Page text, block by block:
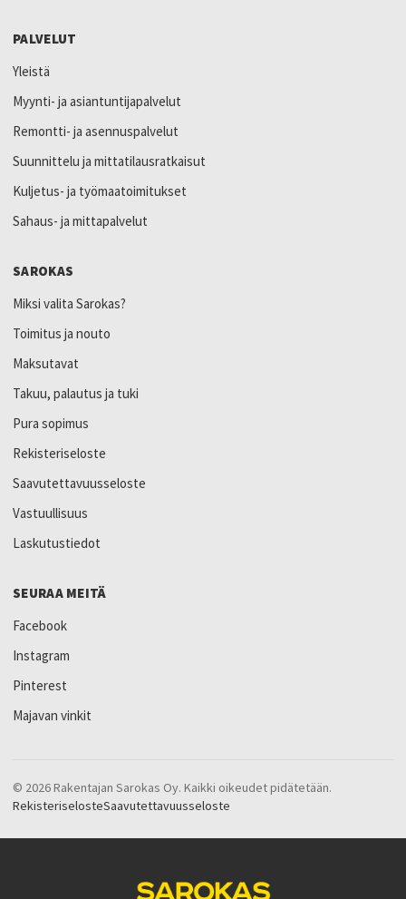
PALVELUT
Yleistä
Myynti- ja asiantuntijapalvelut
Remontti- ja asennuspalvelut
Suunnittelu ja mittatilausratkaisut
Kuljetus- ja työmaatoimitukset
Sahaus- ja mittapalvelut
SAROKAS
Miksi valita Sarokas?
Toimitus ja nouto
Maksutavat
Takuu, palautus ja tuki
Pura sopimus
Rekisteriseloste
Saavutettavuusseloste
Vastuullisuus
Laskutustiedot
SEURAA MEITÄ
Facebook
Instagram
Pinterest
Majavan vinkit
© 2026 Rakentajan Sarokas Oy. Kaikki oikeudet pidätetään.
RekisteriselosteSaavutettavuusseloste